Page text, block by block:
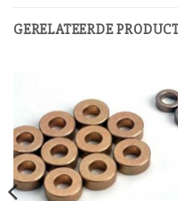
GERELATEERDE